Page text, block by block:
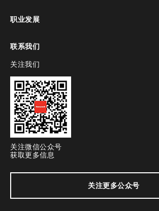
职业发展
联系我们
toggle view
关注我们
关注微信公众号
获取更多信息
关注更多公众号